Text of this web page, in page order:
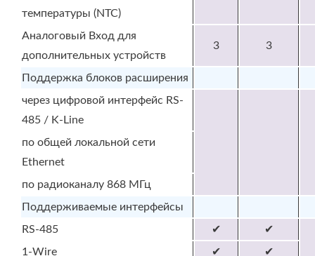
температуры (NTC)
Аналоговый Вход для
дополнительных устройств
3 3
Поддержка блоков расширения
через цифровой интерфейс RS-
485 / K-Line
по общей локальной сети
Ethernet
по радиоканалу 868 МГц
Поддерживаемые интерфейсы
RS-485
✔
✔
1-Wire
✔ ✔